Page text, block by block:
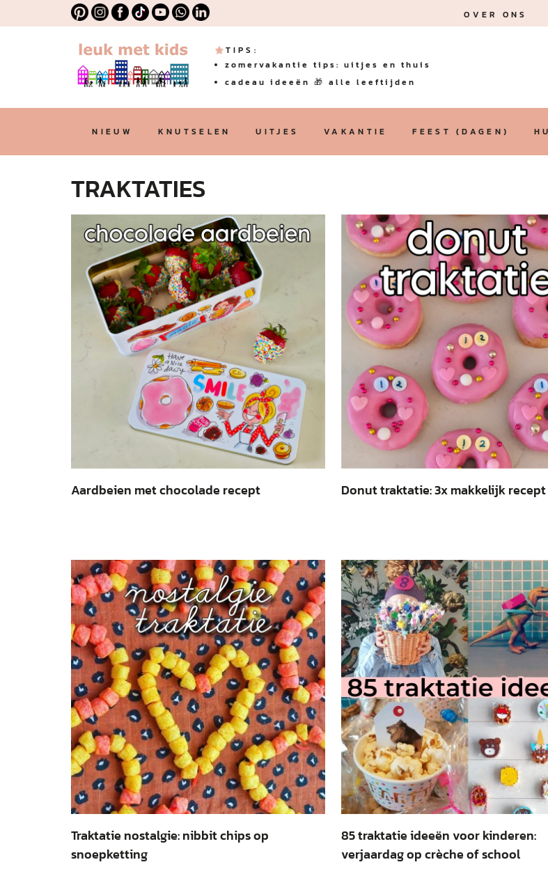
OVER ONS
TIPS:
zomervakantie tips: uitjes en thuis
cadeau ideeën 🎁 alle leeftijden
NIEUW KNUTSELEN UITJES VAKANTIE FEEST (DAGEN)
TRAKTATIES
Aardbeien met chocolade recept Donut traktatie: 3x makkelijk recept
Traktatie nostalgie: nibbit chips op
snoepketting
85 traktatie ideeën voor kinderen:
verjaardag op crèche of school